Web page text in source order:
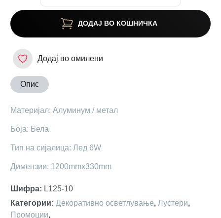
ДОДАЈ ВО КОШНИЧКА
Додај во омилени
Опис
Материјал: Алуминум / метал
Боја: Бела
Тип на сијалица: Лед 6W
Димензии: 1200mmx330mm
Шифра: L125-10
Категории: Декоративно осветлување, Лустери,
Промоции,